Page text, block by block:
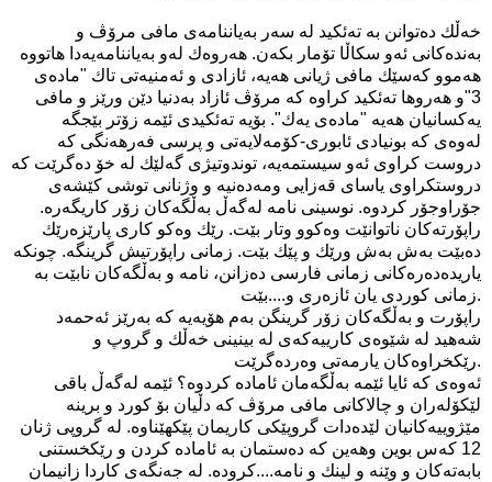
خه‌ڵك ده‌توانن به‌ ته‌ئكید له‌ سه‌ر به‌یاننامه‌ی‌ مافی مرۆڤ و
به‌نده‌كانی‌ ئه‌و سكاڵا تۆمار بكه‌ن. هه‌روه‌ك له‌و به‌یاننامه‌یه‌دا هاتووه‌
هه‌موو كه‌سێك مافی ژیانی هه‌یه‌، ئازادی‌ و ئه‌منیه‌تی‌ تاك "ماده‌ی‌
3"و هه‌روها ته‌ئكید كراوه‌ كه‌ مرۆڤ ئازاد به‌دنیا دێن ورێز و مافی‌
یه‌كسانیان هه‌یه‌ "ماده‌ی‌ یه‌ك". بۆیه‌ ته‌ئكیدی‌ ئێمه‌ زۆتر بێجگه‌
له‌وه‌ی كه‌ بونیادی ئابوری-كۆمه‌لایه‌تی‌ و پرسی‌ فه‌رهه‌نگی كه‌
دروست كراوی‌ ئه‌و سیستمه‌یه‌، توندوتیژی‌ گه‌لێك له‌ خۆ ده‌گرێت كه‌
دروستكراوی‌ یاسای‌ قه‌زایی ومه‌ده‌نیه‌ و وژنانی‌ توشی كێشه‌ی‌
جۆراوجۆر كردوه‌. نوسینی‌ نامه‌ له‌گه‌ڵ به‌ڵگه‌كان زۆر كاریگه‌ره‌.
راپۆرته‌كان ناتوانێت وه‌كوو وتار بێت. رێك وه‌كو كاری‌ پارێزه‌رێك
ده‌بێت به‌ش به‌ش ورێك و پێك بێت. زمانی‌ راپۆرتیش گرینگه‌. چونكه‌
یاریده‌ده‌ره‌كانی زمانی‌ فارسی ده‌زانن، نامه‌ و به‌ڵگه‌كان نابێت به‌
زمانی‌ كوردی یان ئازه‌ری و....بێت.
راپۆرت و به‌ڵگه‌كان زۆر گرینگن به‌م هۆیه‌یه‌ كه‌ به‌رێز ئه‌حمه‌د
شه‌هید له‌ شێوه‌ی‌ كارییه‌كه‌ی‌ له‌ بینینی خه‌ڵك و گروپ و
رێكخراوه‌كان یارمه‌تی‌ وه‌رده‌گرێت.
ئه‌وه‌ی‌ كه‌ ئایا ئێمه‌ به‌ڵگه‌مان ئاماده‌ كردوه‌؟ ئێمه‌ له‌گه‌ڵ باقی
لێكۆله‌ران و چالاكانی‌ مافی مرۆڤ كه‌ دڵیان بۆ كورد و برینه‌
مێژوییه‌كانیان لێده‌دات گروپێكی كاریمان پێكهێناوه‌. له‌ گروپی ژنان
12 كه‌س بوین وهه‌ین كه‌ ده‌ستمان به‌ ئاماده‌ كردن و رێكخستنی‌
بابه‌ته‌كان و وێنه‌ و لینك و نامه‌....كروده‌. له‌ جه‌نگه‌ی‌ كاردا زانیمان